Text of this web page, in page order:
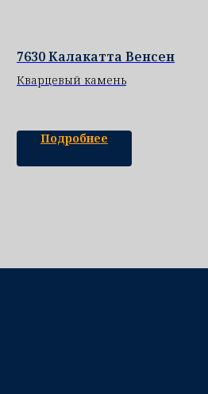
7630 Калакатта Венсен
Кварцевый камень
Подробнее